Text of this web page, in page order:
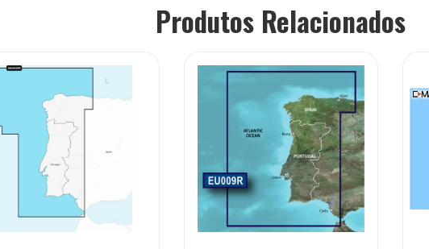
Produtos Relacionados